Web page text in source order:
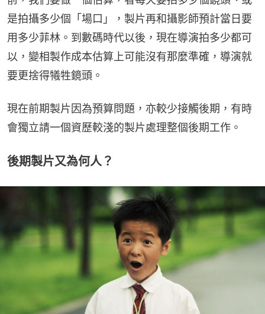
是拍攝多少個「場口」，製片再和攝影師預計當日要
用多少菲林。到數碼時代以後，現在導演拍多少都可
以，變相製作成本估算上可能沒有那麼準確，導演就
要更捨得犧牲鏡頭。
現在前期製片因為預算問題，亦較少接觸後期，有時
會獨立請一個資歷較淺的製片處理整個後期工作。
後期製片又為何人？